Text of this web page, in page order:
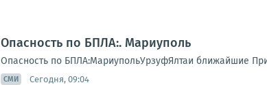
Опасность по БПЛА:. Мариуполь
Опасность по БПЛА:МариупольУрзуфЯлтаи ближайшие
СМИ Сегодня, 09:04